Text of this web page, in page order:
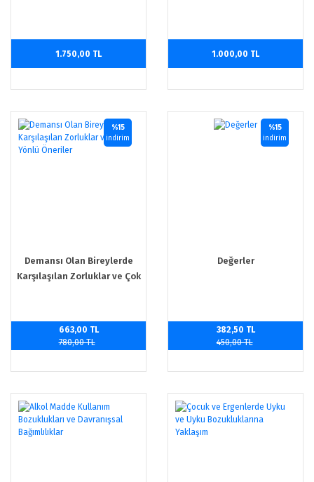
1.750,00 TL 1.000,00 TL
Demansı Olan Bireylerde
Karşılaşılan Zorluklar ve Çok
%15
indirim
663,00 TL
780,00 TL
Değerler
%15
indirim
382,50 TL
450,00 TL